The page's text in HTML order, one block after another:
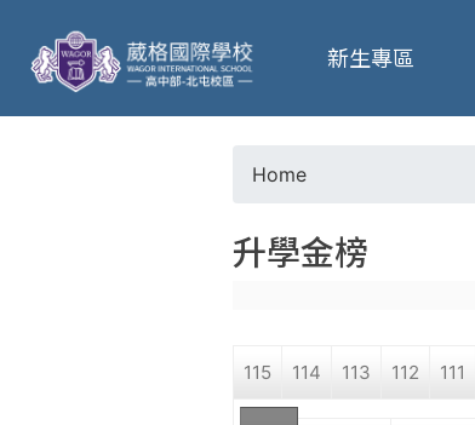
葳
格
o
a
Home
升學金榜
115 114 113 112 111
新生專區